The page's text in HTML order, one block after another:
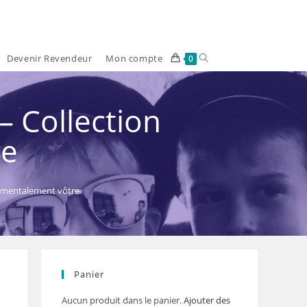
Devenir Revendeur Mon compte 0 Toggle
search
Collection
vôtre
Panier
Aucun produit dans le panier.Ajouter des